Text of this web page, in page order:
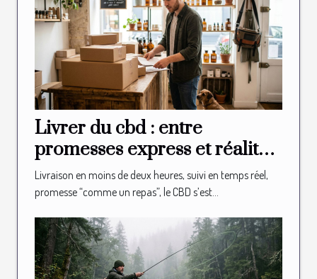
Livrer du cbd : entre
promesses express et réalité
logistique en boutique
Livraison en moins de deux heures, suivi en temps réel,
promesse “comme un repas”, le CBD s’est...